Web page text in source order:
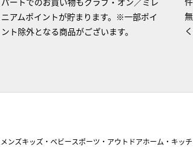
ニアムポイントが貯まります。※一部ポイ
ント除外となる商品がございます。
メンズキッズ・ベビースポーツ・アウトドアホーム・キッ